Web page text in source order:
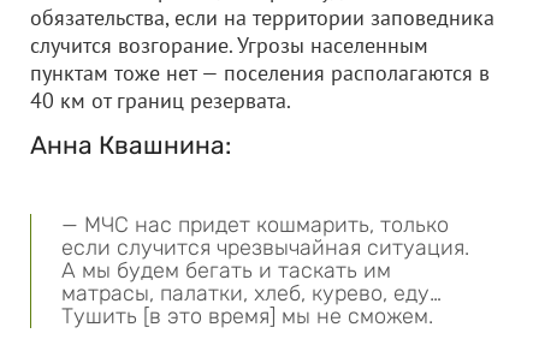
обязательства, если на территории заповедника
случится возгорание. Угрозы населенным
пунктам тоже нет — поселения располагаются в
40 км от границ резервата.
Анна Квашнина:
— МЧС нас придет кошмарить, только
если случится чрезвычайная ситуация.
А мы будем бегать и таскать им
матрасы, палатки, хлеб, курево, еду…
Тушить [в это время] мы не сможем.